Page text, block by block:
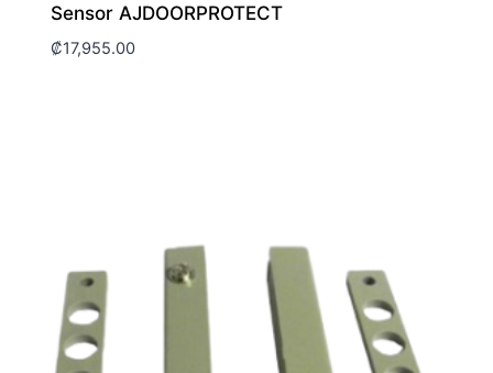
Sensor AJDOORPROTECT
₡17,955.00